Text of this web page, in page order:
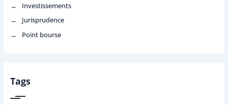
Investissements
Jurisprudence
Point bourse
Tags